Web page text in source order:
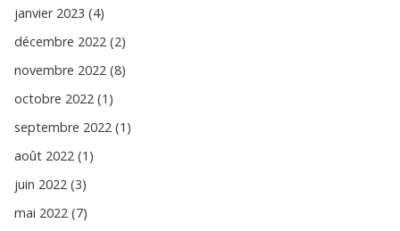
janvier 2023 (4)
décembre 2022 (2)
novembre 2022 (8)
octobre 2022 (1)
septembre 2022 (1)
août 2022 (1)
juin 2022 (3)
mai 2022 (7)